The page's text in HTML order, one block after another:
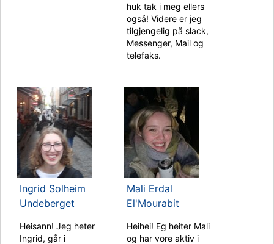
huk tak i meg ellers
også! Videre er jeg
tilgjengelig på slack,
Messenger, Mail og
telefaks.
Ingrid Solheim
Undeberget
Heisann! Jeg heter
Ingrid, går i
Mali Erdal
El'Mourabit
Heihei! Eg heiter Mali
og har vore aktiv i